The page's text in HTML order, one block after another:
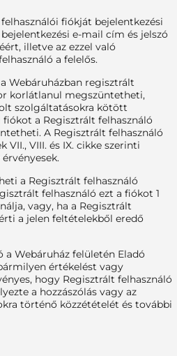
fiókját bejelentkezési
e-mail cím és jelszó
illetve az ezzel való
a felelős.
Webáruházban regisztrált
korlátlanul megszüntetheti,
szolgáltatásokra kötött
fiókot a Regisztrált felhasználó
A Regisztrált felhasználó
VIII. és IX. cikke szerinti
a Regisztrált felhasználó
felhasználó ezt a fiókot 1
vagy, ha a Regisztrált
a jelen feltételekből eredő
a Webáruház felületén Eladó
értékelést vagy
hogy Regisztrált felhasználó
a hozzászólás vagy az
történő közzétételét és további